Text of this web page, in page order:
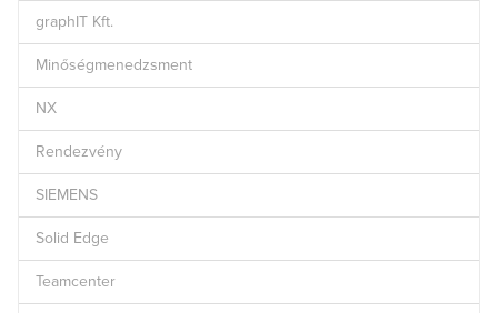
graphIT Kft.
Minőségmenedzsment
NX
Rendezvény
SIEMENS
Solid Edge
Teamcenter